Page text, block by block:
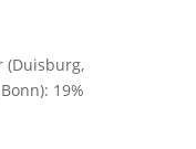
(Duisburg,
19%